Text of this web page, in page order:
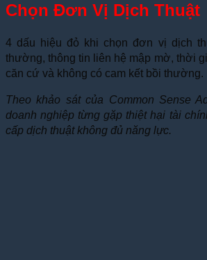
Chọn Đơn Vị Dịch Thuật
4 dấu hiệu đỏ khi chọn đơn vị dịch
thường, thông tin liên hệ mập mờ, thời
căn cứ và không có cam kết bồi thường.
Theo khảo sát của Common Sense
doanh nghiệp từng gặp thiệt hại tài
cấp dịch thuật không đủ năng lực.